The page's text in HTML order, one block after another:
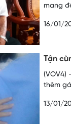
mang
16/01/
Tận
(VOV4)
thêm
13/01/